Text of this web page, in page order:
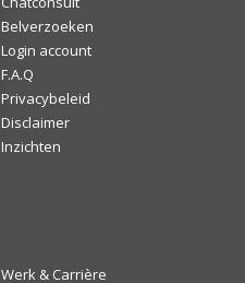
Belverzoeken
Login account
F.A.Q
Privacybeleid
Disclaimer
Inzichten
Werk & Carrière